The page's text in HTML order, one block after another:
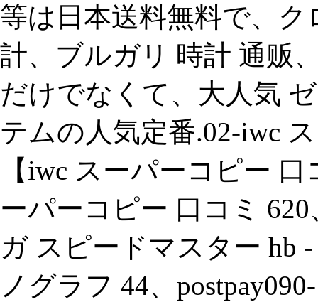
等は日本送料無料で、
計、ブルガリ 時計 通贩
だけでなくて、大人気
テムの人気定番.02-iwc
【iwc スーパーコピー
ーパーコピー 口コミ
ガ スピードマスター hb
ノグラフ 44、